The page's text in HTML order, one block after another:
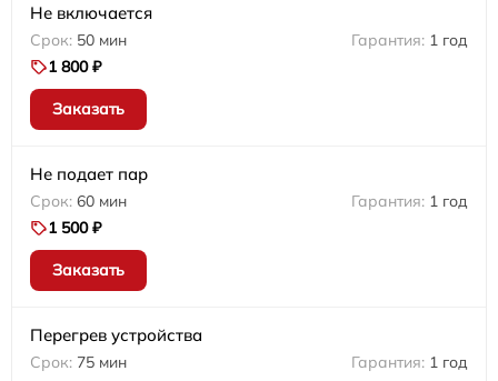
Не включается
50 мин
1 год
1 800 ₽
Заказать
Не подает пар
60 мин
1 год
1 500 ₽
Заказать
Перегрев устройства
75 мин
1 год